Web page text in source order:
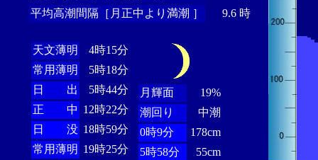
平均高潮間隔［月正中より満潮 ］
9.6 時
天文薄明
4時15分
常用薄明
5時18分
日 出
5時44分
正 中 12時22分
日 没 18時59分
常用薄明 19時25分
月輝面
19%
潮回り
中潮
0時9分
178cm
5時58分
55cm